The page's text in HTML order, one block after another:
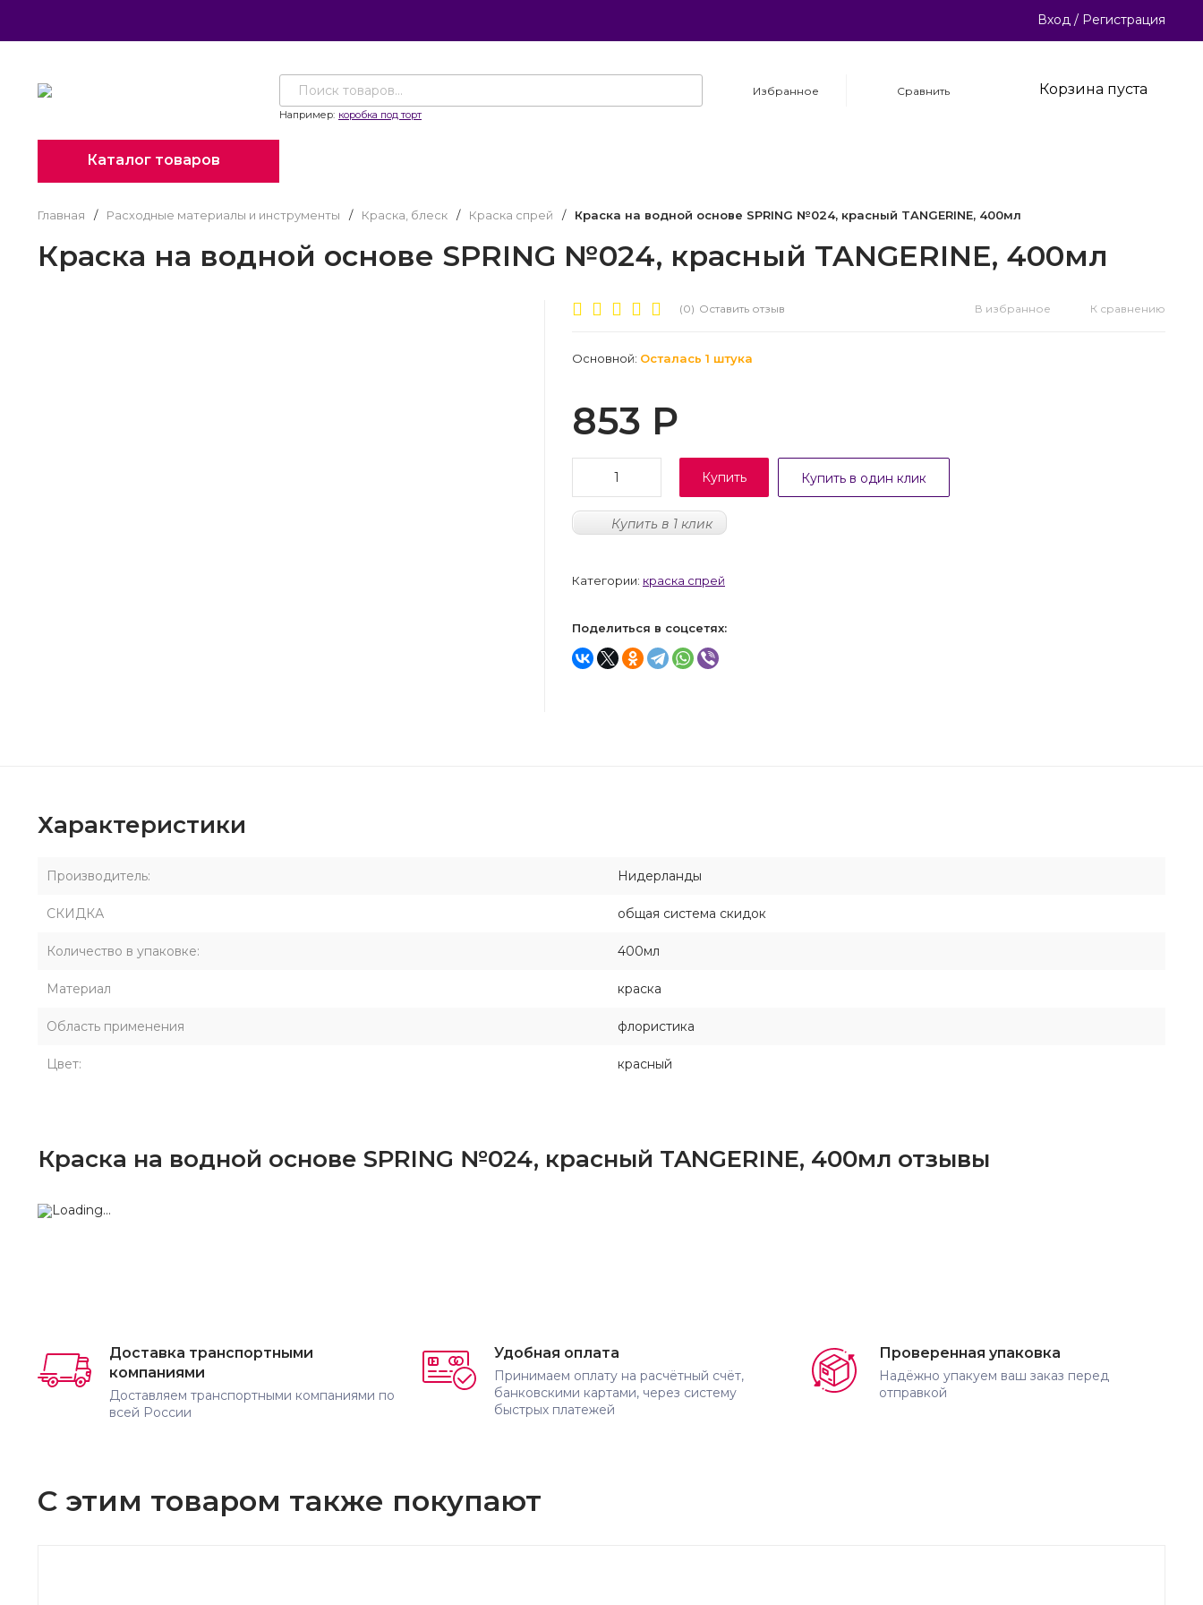
Вход / Регистрация
Например: коробка под торт
Избранное Сравнить Корзина пуста
Каталог товаров
Главная / Расходные материалы и инструменты / Краска, блеск / Краска спрей / Краска на водной основе SPRING №024, красный TANGERINE, 400мл
Краска на водной основе SPRING №024, красный TANGERINE, 400мл
(0) Оставить отзыв В избранное К сравнению
Основной: Осталась 1 штука
853 Р
Купить Купить в один клик
Купить в 1 клик
Категории: краска спрей
Поделиться в соцсетях:
Характеристики
Производитель: Нидерланды
СКИДКА общая система скидок
Количество в упаковке: 400мл
Материал краска
Область применения флористика
Цвет: красный
Краска на водной основе SPRING №024, красный TANGERINE, 400мл отзывы
Доставка транспортными
компаниями
Доставляем транспортными компаниями по
всей России
Удобная оплата
Принимаем оплату на расчётный счёт,
банковскими картами, через систему
быстрых платежей
Проверенная упаковка
Надёжно упакуем ваш заказ перед
отправкой
С этим товаром также покупают